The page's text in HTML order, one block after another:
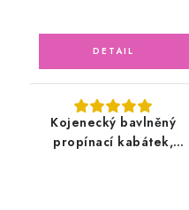
Kojenecký bavlněný
propínací kabátek,